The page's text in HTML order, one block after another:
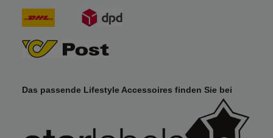
Das passende Lifestyle Accessoires finden Sie bei